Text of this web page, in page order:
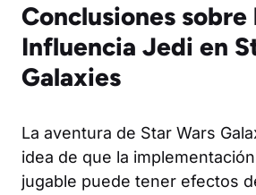
Conclusiones sobre
Influencia Jedi en
Galaxies
La aventura de Star Wars
idea de que la
jugable puede tener efectos